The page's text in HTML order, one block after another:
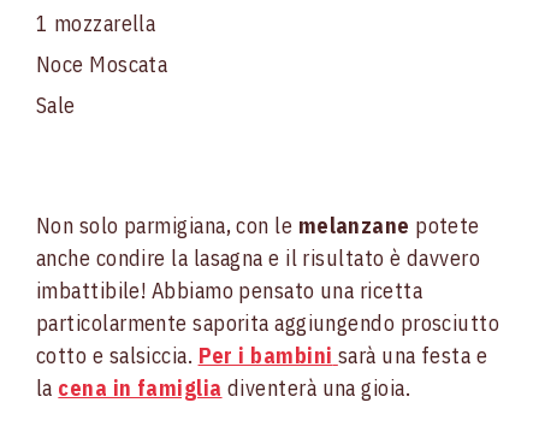
1 mozzarella
Noce Moscata
Sale
Non solo parmigiana, con le melanzane potete
anche condire la lasagna e il risultato è davvero
imbattibile! Abbiamo pensato una ricetta
particolarmente saporita aggiungendo prosciutto
cotto e salsiccia. Per i bambini sarà una festa e
la cena in famiglia diventerà una gioia.